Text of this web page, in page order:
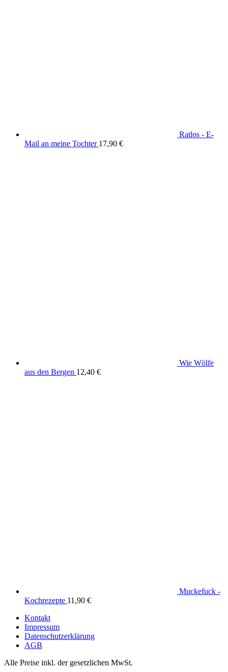
Ratlos - E-
Mail an meine Tochter 17,90 €
Wie Wölfe
aus den Bergen 12,40 €
Muckefuck -
Kochrezepte 11,90 €
Kontakt
Impressum
Datenschutzerklärung
AGB
Alle Preise inkl. der gesetzlichen MwSt.